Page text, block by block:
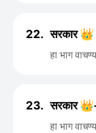
22. सरकार
हा भाग
23. सरकार
हा भाग